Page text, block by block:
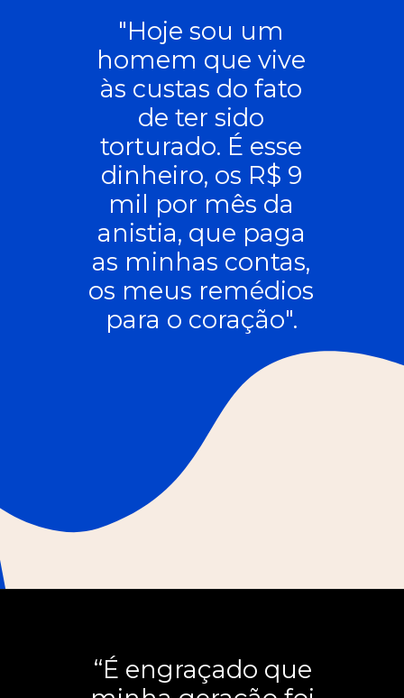
"Hoje sou um
homem que vive
às custas do fato
de ter sido
torturado. É esse
dinheiro, os R$ 9
mil por mês da
anistia, que paga
as minhas contas,
os meus remédios
para o coração".
“É engraçado que